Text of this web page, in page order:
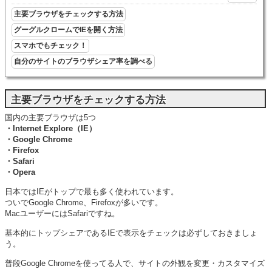
主要ブラウザをチェックする方法
グーグルクロームでIEを開く方法
スマホでもチェック！
自分のサイトのブラウザシェア率を調べる
主要ブラウザをチェックする方法
国内の主要ブラウザは5つ
・Internet Explore（IE）
・Google Chrome
・Firefox
・Safari
・Opera
日本ではIEがトップで最も多く使われています。
ついでGoogle Chrome、Firefoxが多いです。
MacユーザーにはSafariですね。
基本的にトップシェアであるIEで表示をチェックは必ずしておきましょ
う。
普段Google Chromeを使ってる人で、サイトの外観を変更・カスタマイズ